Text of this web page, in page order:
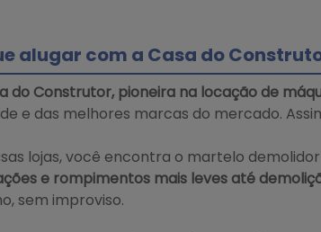
alugar com a Casa do
do Construtor, pioneira na locação de
e das melhores marcas do mercado.
lojas, você encontra o martelo
e rompimentos mais leves até
sem improviso.